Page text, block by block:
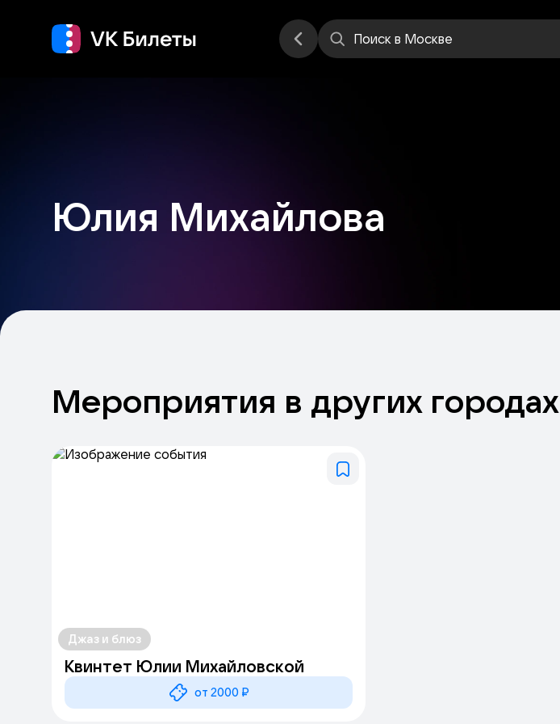
Поиск в Москве
Юлия Михайлова
Мероприятия в других городах
Джаз и блюз
Квинтет Юлии Михайловской
от 2000 ₽